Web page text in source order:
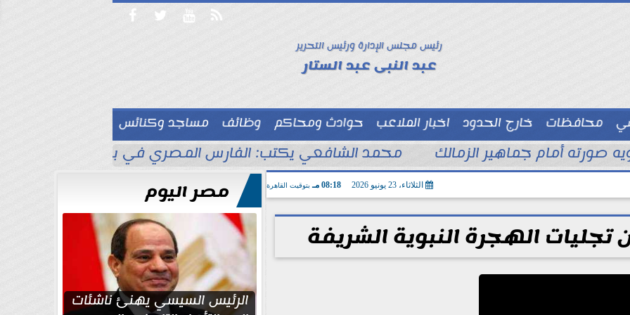
   
رئيس مجلس الإدارة ورئيس التحرير
عبد النبى عبد الستار
محافظات خارج الحدود اخبار الملاعب حوادث ومحاكم وظائف
مساجد وكنائس
توك شو  صورته أمام جماهير الزمالك محمد الشافعي يكتب: الفارس المصري في بلاد الأناضول
الثلاثاء، 23 يونيو 2026 08:18 مـ بتوقيت القاهرة
الهجرة النبوية الشريفة
مصر اليوم
الرئيس السيسي يهنئ ناشئات